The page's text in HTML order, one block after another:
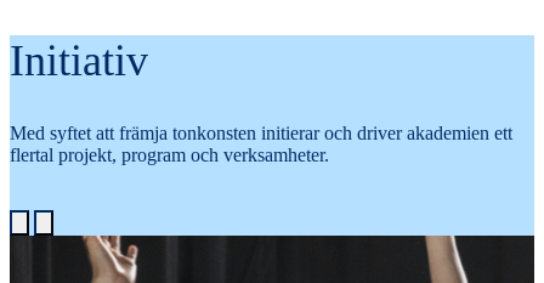
Initiativ
Med syftet att främja tonkonsten initierar och driver akademien ett
flertal projekt, program och verksamheter.